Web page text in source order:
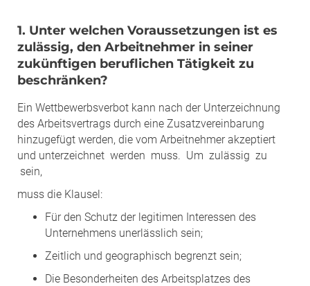
1. Unter welchen Voraussetzungen ist es
zulässig, den Arbeitnehmer in seiner
zukünftigen beruflichen Tätigkeit zu
beschränken?
Ein Wettbewerbsverbot kann nach der Unterzeichnung
des Arbeitsvertrags durch eine Zusatzvereinbarung
hinzugefügt werden, die vom Arbeitnehmer akzeptiert
und unterzeichnet werden muss. Um zulässig zu
sein,
muss die Klausel:
Für den Schutz der legitimen Interessen des
Unternehmens unerlässlich sein;
Zeitlich und geographisch begrenzt sein;
Die Besonderheiten des Arbeitsplatzes des